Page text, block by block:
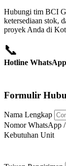
Hubungi tim BCI
ketersediaan stok,
proyek Anda di
📞
Hotline
Formulir
Nama Lengkap
Nomor WhatsApp
Kebutuhan Unit